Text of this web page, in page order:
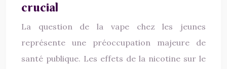
crucial
La question de la vape chez les jeunes
représente une préoccupation majeure de
santé publique. Les effets de la nicotine sur le